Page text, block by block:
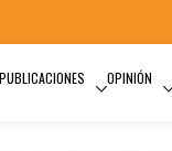
PUBLICACIONES OPINIÓN